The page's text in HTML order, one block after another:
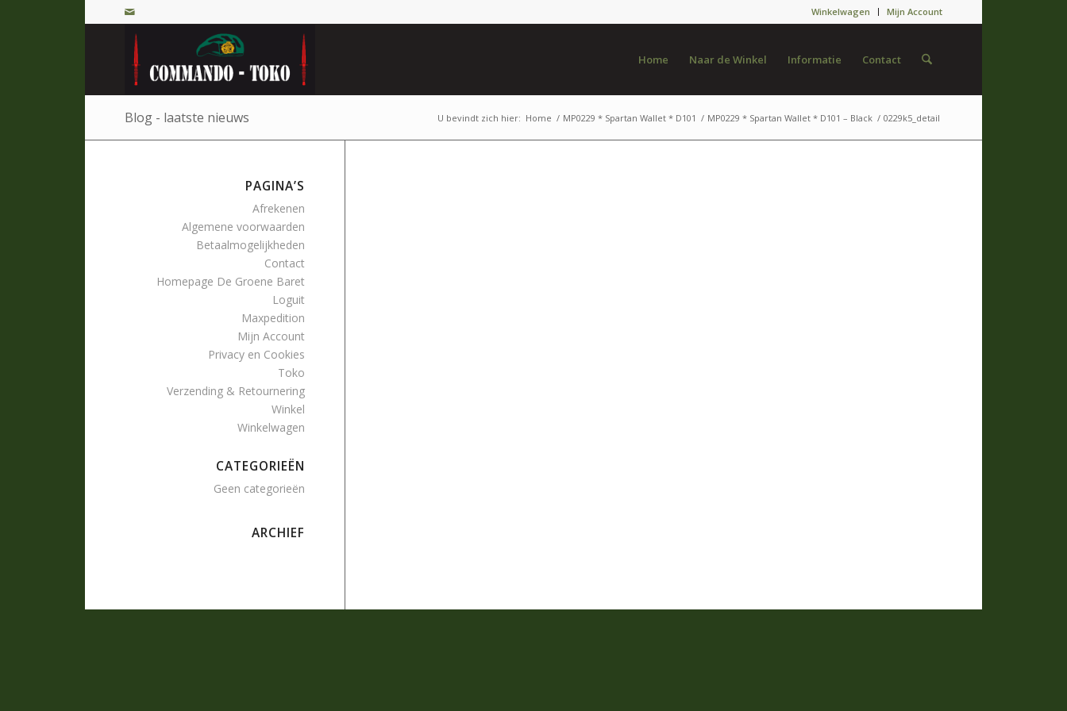
Winkelwagen Mijn Account
Home Naar de Winkel Informatie Contact
Blog - laatste nieuws U bevindt zich hier: Home / MP0229 * Spartan Wallet * D101 / MP0229 * Spartan Wallet * D101 – Black / 0229k5_detail
PAGINA’S
Afrekenen
Algemene voorwaarden
Betaalmogelijkheden
Contact
Homepage De Groene Baret
Loguit
Maxpedition
Mijn Account
Privacy en Cookies
Toko
Verzending & Retournering
Winkel
Winkelwagen
CATEGORIEËN
Geen categorieën
ARCHIEF